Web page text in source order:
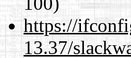
https://
13.37/